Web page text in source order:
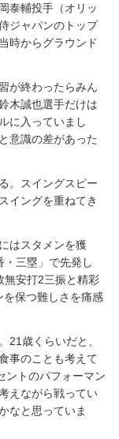
泰輔投手（オリッ
ジャパンのトップ
時からグラウンド
が終わったらみん
木誠也選手だけは
に入っていまし
意識の差があった
。スイングスピー
イングを重ねてき
はスタメンを獲
三塁」で先発し
無安打2三振と精彩
保つ難しさを痛感
21歳くらいだと、
事のことも考えて
ントのパフォーマン
えながら戦ってい
なと思っていま